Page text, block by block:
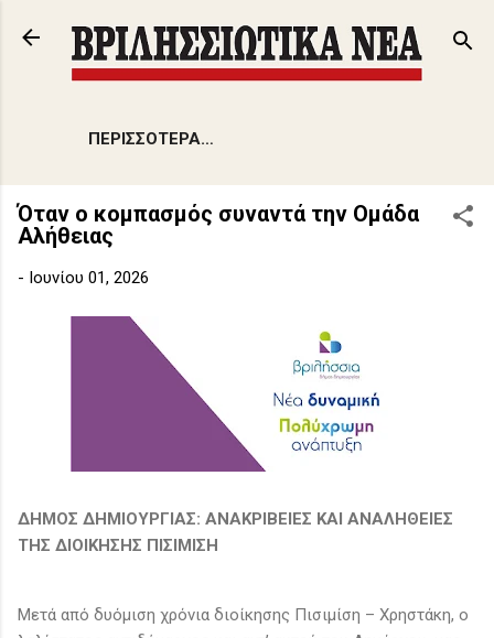
Μετάβαση στο κύριο περιεχόμενο
ΠΕΡΙΣΣΌΤΕΡΑ…
Όταν ο κομπασμός συναντά την Ομάδα
Αλήθειας
- Ιουνίου 01, 2026
ΔΗΜΟΣ ΔΗΜΙΟΥΡΓΙΑΣ: ΑΝΑΚΡΙΒΕΙΕΣ ΚΑΙ ΑΝΑΛΗΘΕΙΕΣ
ΤΗΣ ΔΙΟΙΚΗΣΗΣ ΠΙΣΙΜΙΣΗ
Μετά από δυόμιση χρόνια διοίκησης Πισιμίση – Χρηστάκη, ο